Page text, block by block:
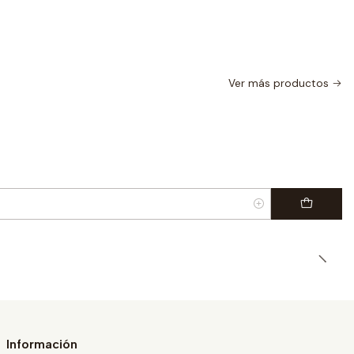
Ver más productos
Información